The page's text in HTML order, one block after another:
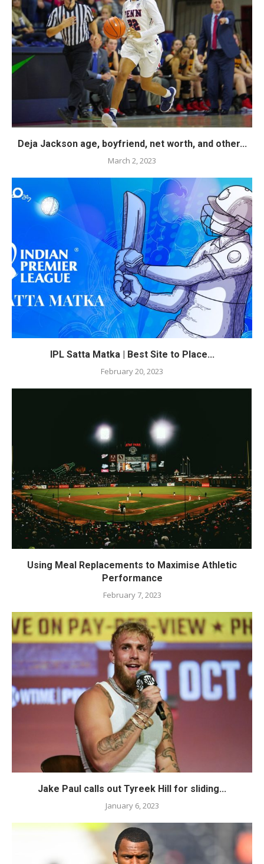
Deja Jackson age, boyfriend, net worth, and other...
March 2, 2023
IPL Satta Matka | Best Site to Place...
February 20, 2023
Using Meal Replacements to Maximise Athletic
Performance
February 7, 2023
Jake Paul calls out Tyreek Hill for sliding...
January 6, 2023